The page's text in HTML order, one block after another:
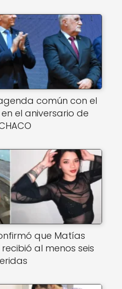
común con el
el aniversario de
que Matías
al menos seis